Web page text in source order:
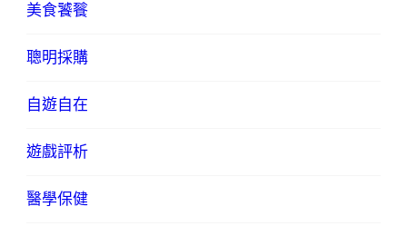
美食饕餮
聰明採購
自遊自在
遊戲評析
醫學保健